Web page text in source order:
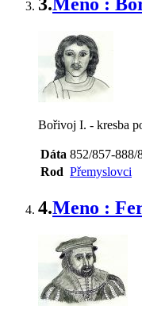
3.Meno :
Bořivoj I. - kresba
Dáta 852/857-888/
Rod Přemyslovci
4.Meno :